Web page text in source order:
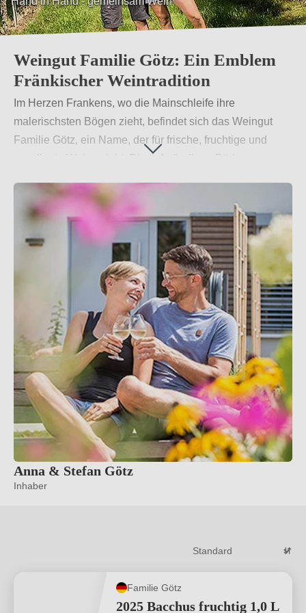
Weingut Familie Götz: Ein Emblem
Fränkischer Weintradition
Im Herzen Frankens, wo die Mainschleife ihre
malerischsten Bögen zieht, befindet sich das Weingut
Familie Götz, ein Name, der für frische, fruchtige und
exzellente Weine steht. Die tiefgründigen Böden
die in der Weinwelt für ihr Geschmackserlebnis bekannt
sind. Der familiäre Zusammenhalt der Götz-Familie,
ergänzt durch ein engagiertes Team aus langjährigen
Freunden, bildet das Herzstück dieses Weinguts. Ihre
Leidenschaft und Hingabe zum Weinbau spiegeln sich in
jedem Schluck ihrer Weine wider.
Weiterlesen
Anna & Stefan Götz
Inhaber
Familie Götz
2025 Bacchus fruchtig 1,0 L